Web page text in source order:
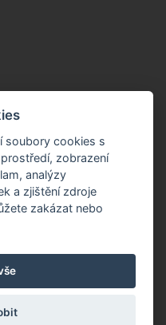
16
soubory cookies s
zobrazení
analýzy
a zjištění zdroje
zakázat nebo